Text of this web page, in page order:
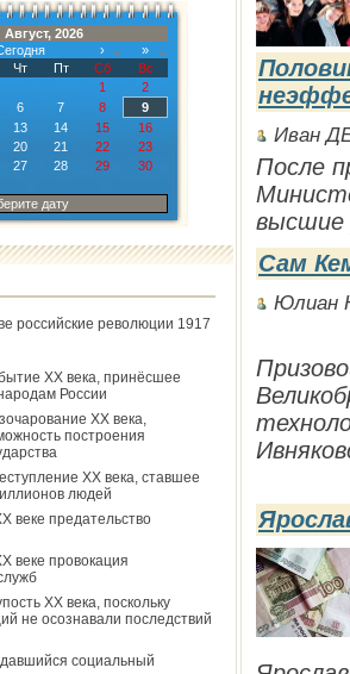
Август, 2026
›
»
Чт Пт Сб
Вс
1
2
6 7 8
9
13 14 15
16
20 21 22
23
27 28 29
30
дату
российские революции 1917
ХХ века, принёсшее
России
ХХ века,
построения
ХХ века, ставшее
людей
веке предательство
веке провокация
ХХ века, поскольку
не осознавали последствий
социальный
Иван
После
высшие
Сам